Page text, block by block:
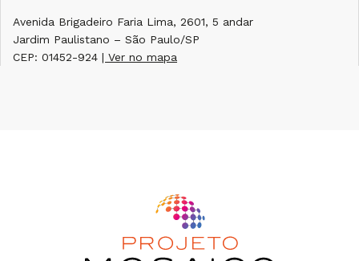
Avenida Brigadeiro Faria Lima, 2601, 5 andar
Jardim Paulistano – São Paulo/SP
CEP: 01452-924 | Ver no mapa